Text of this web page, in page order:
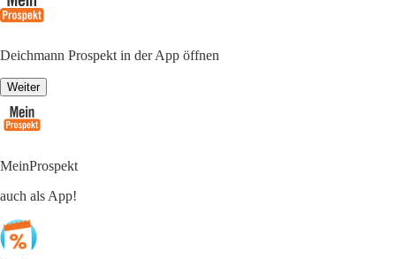
Deichmann Prospekt in der App öffnen
Weiter
MeinProspekt
auch als App!